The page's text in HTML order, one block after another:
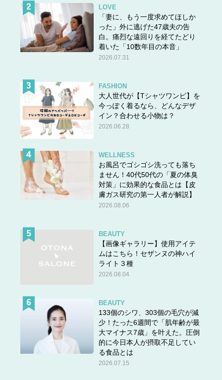
LOVE
「妻に、もう一度求めてほしか
った」外に逃げた47歳夫の告
白。痛烈な遠回りを経てたどり
着いた「10数年目の本音」
2026.07.31
FASHION
大人世代が【Tシャツワンピ】を
今っぽく着るなら、どんなデザ
イン？合わせる小物は？
2026.06.28
WELLNESS
お風呂でゴシゴシ洗っても落ち
ません！40代50代の「夏の体臭
対策」に効果的な食品とは【皮
膚ガス研究の第一人者が解説】
2026.08.06
BEAUTY
【画像ギャラリー】使用アイテ
ムはこちら！セザンヌの神ハイ
ライト３種
2026.08.04
BEAUTY
133個のシワ、303個の毛穴が減
少！たった6週間で「肌年齢が最
大マイナス7歳」を叶えた。圧倒
的に今日本人が摂取不足してい
る食品とは
2026.07.15